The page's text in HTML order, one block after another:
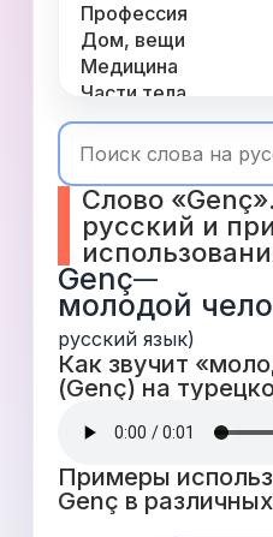
Профессия
Дом, вещи
Медицина
Части тела
Одежда
Время
Числа
Глаголы
Служебные
Существительные
Прилагательные
Слово
русский и
Genç—
молодой
русский язык)
Как звучит
(Genç) на
Примеры
Genç в